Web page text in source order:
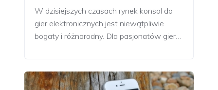
W dzisiejszych czasach rynek konsol do
gier elektronicznych jest niewątpliwie
bogaty i różnorodny. Dla pasjonatów gier…